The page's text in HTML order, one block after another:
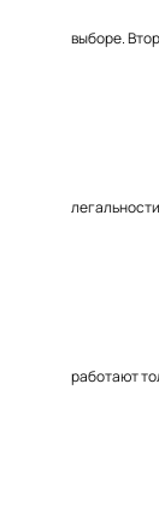
выборе.
работают